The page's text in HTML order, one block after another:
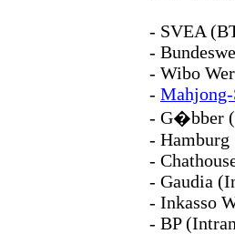
- SVEA
-
- Wibo
-
- G�bber
- Hamburg
-
- Gaudia
- Inkasso
- BP